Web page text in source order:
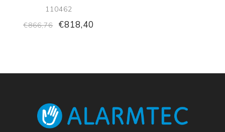
110462
€866,76
€818,40